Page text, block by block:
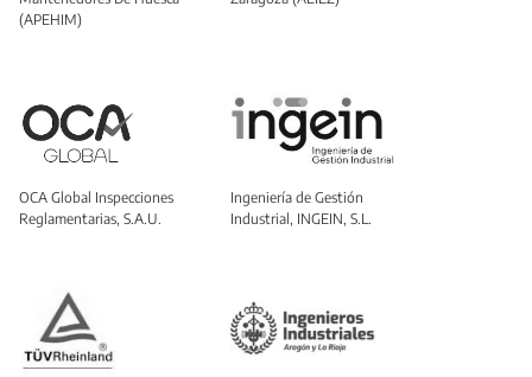
(APEHIM)
OCA Global Inspecciones
Reglamentarias, S.A.U.
Ingeniería de Gestión
Industrial, INGEIN, S.L.